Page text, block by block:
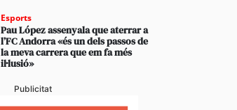
Esports
Pau López assenyala que aterrar a
l’FC Andorra «és un dels passos de
la meva carrera que em fa més
il·lusió»
Publicitat